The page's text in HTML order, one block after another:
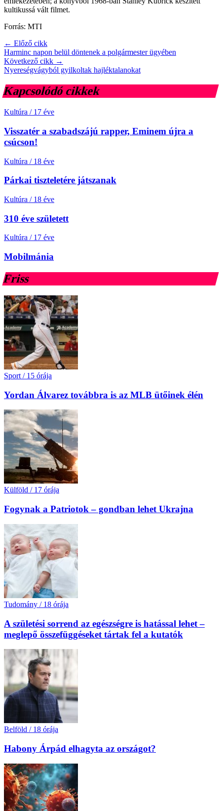
kultikussá vált filmet.
Forrás: MTI
← Előző cikk
Harminc napon belül döntenek a polgármester ügyében
Következő cikk →
Nyereségvágyból gyilkoltak hajléktalanokat
Kapcsolódó cikkek
Kultúra / 17 éve
Visszatér a szabadszájú rapper, Eminem újra a
csúcson!
Kultúra / 18 éve
Párkai tiszteletére játszanak
Kultúra / 18 éve
310 éve született
Kultúra / 17 éve
Mobilmánia
Friss
Sport / 15 órája
Yordan Álvarez továbbra is az MLB ütőinek élén
Külföld / 17 órája
Fogynak a Patriotok – gondban lehet Ukrajna
Tudomány / 18 órája
A születési sorrend az egészségre is hatással lehet –
meglepő összefüggéseket tártak fel a kutatók
Belföld / 18 órája
Habony Árpád elhagyta az országot?